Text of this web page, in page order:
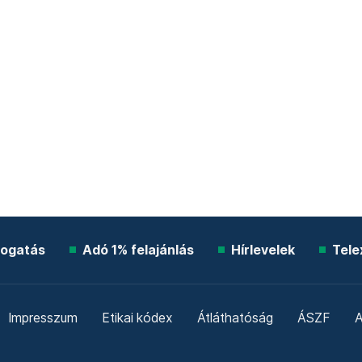
Adó 1% felajánlás Hírlevelek
Impresszum Etikai kódex Átláthatóság ÁSZF